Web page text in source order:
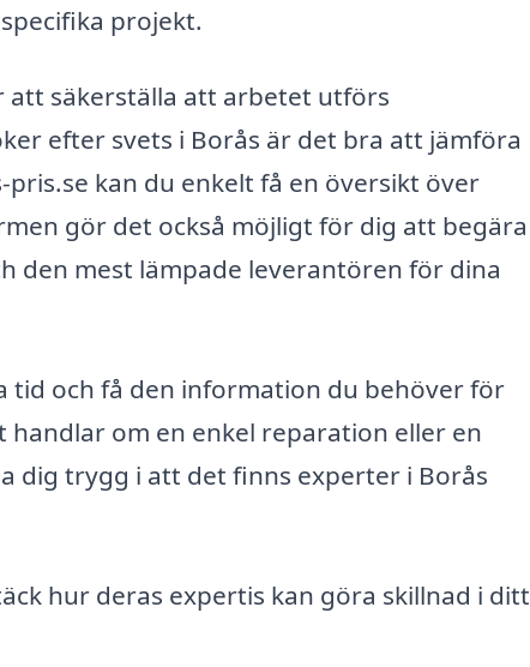
projekt.
säkerställa att arbetet utförs
efter svets i Borås är det bra att jämföra
kan du enkelt få en översikt över
gör det också möjligt för dig att begära
den mest lämpade leverantören för dina
tid och få den information du behöver för
om en enkel reparation eller en
dig trygg i att det finns experter i Borås
hur deras expertis kan göra skillnad i ditt